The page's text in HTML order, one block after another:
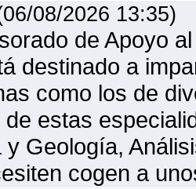
08/2026 13:35)
de Apoyo
destinado a
como los de
de estas
y Geología,
cogen a